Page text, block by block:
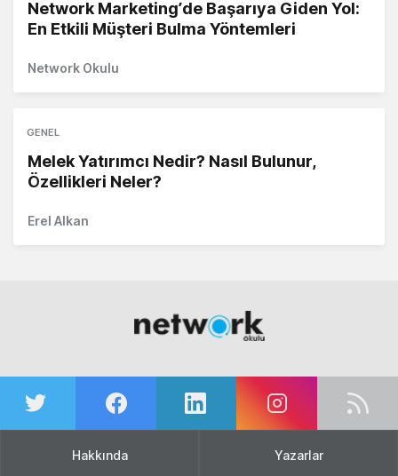
Network Marketing’de Başarıya Giden Yol:
En Etkili Müşteri Bulma Yöntemleri
Network Okulu
GENEL
Melek Yatırımcı Nedir? Nasıl Bulunur,
Özellikleri Neler?
Erel Alkan
Hakkında Yazarlar